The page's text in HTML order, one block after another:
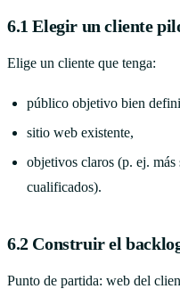
6.1 Elegir un cliente
Elige un cliente que tenga:
público objetivo bien
sitio web existente,
objetivos claros (p. ej.
cualificados).
6.2 Construir el
Punto de partida: web del